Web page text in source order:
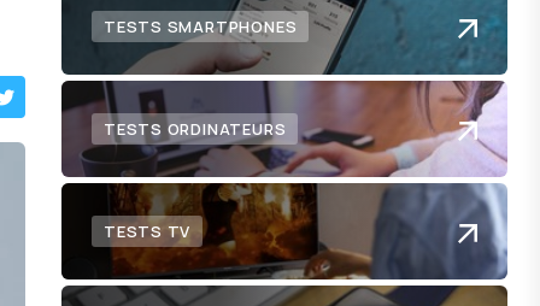
TESTS SMARTPHONES
TESTS ORDINATEURS
TESTS TV